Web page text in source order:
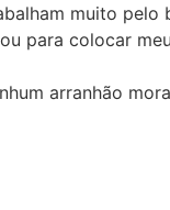
muito pelo
para colocar
arranhão